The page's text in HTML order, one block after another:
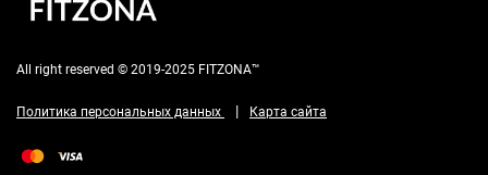
All right reserved © 2019-2025 FITZONA™
Политика персональных данных | Карта сайта